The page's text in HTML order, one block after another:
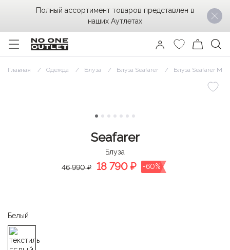
Главная Одежда Блуза Блуза Seafarer Блуза Seafarer
Seafarer
Блуза
46 990 ₽
18 790 ₽ -60%
Белый
Полный ассортимент товаров представлен в
наших Аутлетах